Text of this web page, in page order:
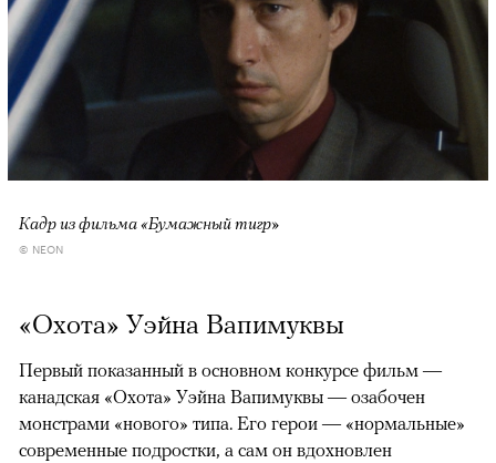
Кадр из фильма «Бумажный тигр»
© NEON
«Охота» Уэйна Вапимуквы
Первый показанный в основном конкурсе фильм —
канадская «Охота» Уэйна Вапимуквы — озабочен
монстрами «нового» типа. Его герои — «нормальные»
современные подростки, а сам он вдохновлен